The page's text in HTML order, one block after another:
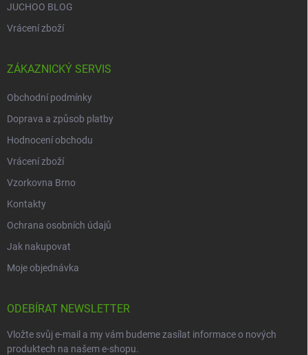
JUCHOO BLOG
Vrácení zboží
ZÁKAZNICKÝ SERVIS
Obchodní podmínky
Doprava a způsob platby
Hodnocení obchodu
Vrácení zboží
Vzorkovna Brno
Kontakty
Ochrana osobních údajů
Jak nakupovat
Moje objednávka
ODEBÍRAT NEWSLETTER
Vložte svůj e-mail a my vám budeme zasílat informace o nových
produktech na našem e-shopu.